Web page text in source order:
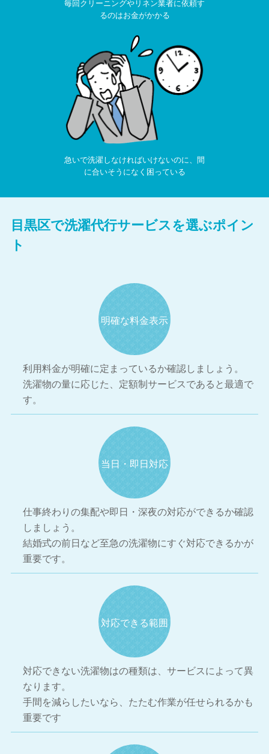
毎回クリーニングやリネン業者に依頼す
るのはお金がかかる
急いで洗濯しなければいけないのに、間
に合いそうになく困っている
目黒区で洗濯代行サービスを選ぶポイン
ト
明確な料金表示
利用料金が明確に定まっているか確認しましょう。
洗濯物の量に応じた、定額制サービスであると最適で
す。
当日・即日対応
仕事終わりの集配や即日・深夜の対応ができるか確認
しましょう。
結婚式の前日など至急の洗濯物にすぐ対応できるかが
重要です。
対応できる範囲
対応できない洗濯物はの種類は、サービスによって異
なります。
手間を減らしたいなら、たたむ作業が任せられるかも
重要です